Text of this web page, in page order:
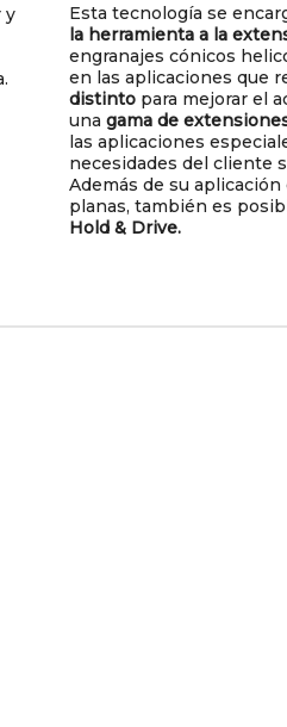
y
Esta tecnología se
la herramienta a la
engranajes cónicos
en las aplicaciones que
distinto para mejorar el
una gama de
las aplicaciones
necesidades del cliente
Además de su
planas, también es
Hold & Drive.